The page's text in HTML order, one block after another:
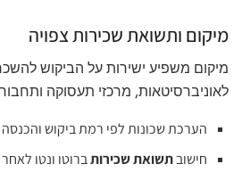
מיקום ותשואת שכירות צפויה
מיקום משפיע ישירות על הביקוש
לאוניברסיטאות, מרכזי תעסוקה
הערכת שכונות לפי רמת ביקוש
חישובתשואת שכירותברוטו ונטו